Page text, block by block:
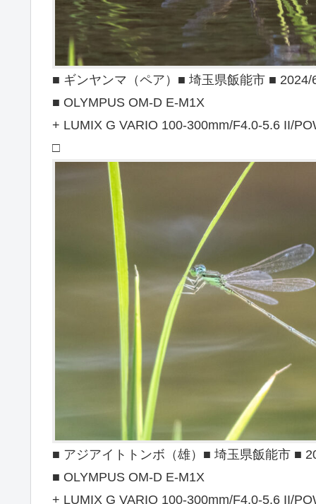
■ ギンヤンマ（ペア）■ 埼玉県飯能市 ■ 2024/
■ OLYMPUS OM-D E-M1X
+ LUMIX G VARIO 100-300mm/F4.0-5.6 II/
□
■ アジアイトトンボ（雄）■ 埼玉県飯能市 ■
■ OLYMPUS OM-D E-M1X
+ LUMIX G VARIO 100-300mm/F4.0-5.6 II/